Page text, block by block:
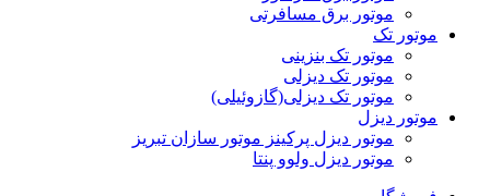
موتور برق مسافرتی
موتور تک
موتور تک بنزینی
موتور تک دیزلی
موتور تک دیزلی(گازوئیلی)
موتور دیزل
موتور دیزل پرکینز موتور سازان تبریز
موتور دیزل ولوو پنتا